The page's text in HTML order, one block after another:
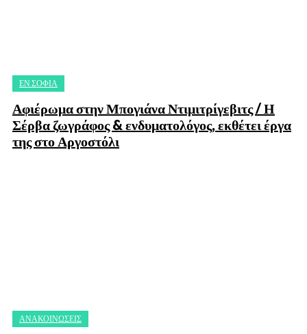
ΕΝ ΣΟΦΊΑ
Αφιέρωμα στην Μπογιάνα Ντιμιτρίγεβιτς / Η
Σέρβα ζωγράφος & ενδυματολόγος, εκθέτει έργα
της στο Αργοστόλι
ΑΝΑΚΟΙΝΩΣΕΙΣ